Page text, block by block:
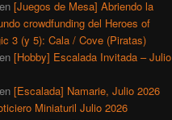
en [Juegos de Mesa] Abriendo la
crowdfunding del Heroes of
3 (y 5): Cala / Cove (Piratas)
en [Hobby] Escalada Invitada – Julio
en [Escalada] Namarie, Julio 2026
Miniaturil Julio 2026